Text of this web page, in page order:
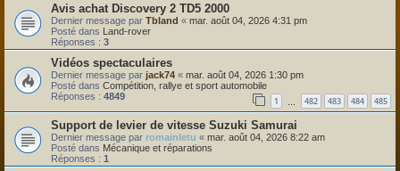
Avis achat Discovery 2 TD5 2000
Dernier message par Tbland « mar. août 04, 2026 4:31 pm
Posté dans Land-rover
Réponses : 3
Vidéos spectaculaires
Dernier message par jack74 « mar. août 04, 2026 1:30 pm
Posté dans Compétition, rallye et sport automobile
Réponses : 4849 1 482 483 484 485
Support de levier de vitesse Suzuki Samurai
Dernier message par romainletu « mar. août 04, 2026 8:22 am
Posté dans Mécanique et réparations
Réponses : 1